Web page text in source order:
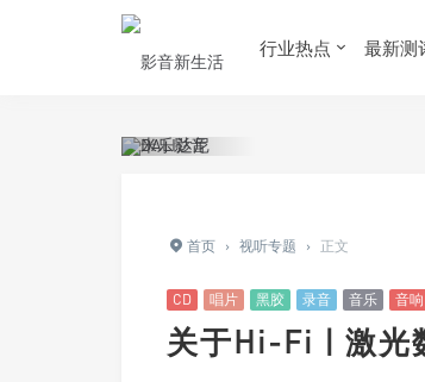
行业热点 最新测
首页 › 视听专题 › 正文
CD 唱片 黑胶 录音 音乐 音响
关于Hi-Fi | 激光